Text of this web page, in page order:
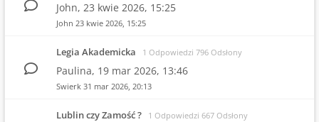
John, 23 kwie 2026, 15:25
John 23 kwie 2026, 15:25
Legia Akademicka 1 Odpowiedzi 796 Odsłony
Paulina, 19 mar 2026, 13:46
Swierk 31 mar 2026, 20:13
Lublin czy Zamość ? 1 Odpowiedzi 667 Odsłony